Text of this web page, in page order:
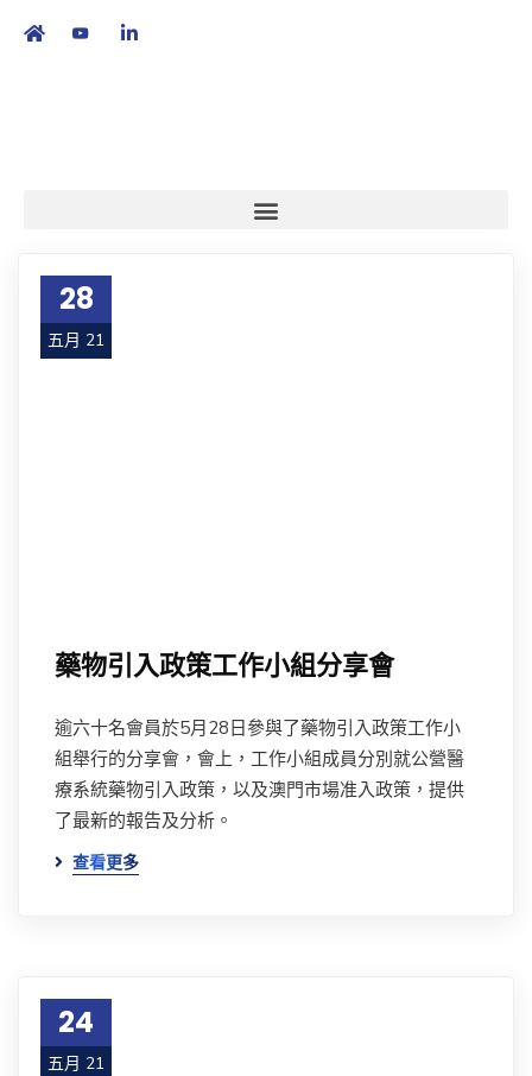
28
五月 21
藥物引入政策工作小組分享會
逾六十名會員於5月28日參與了藥物引入政策工作小
組舉行的分享會，會上，工作小組成員分別就公營醫
療系統藥物引入政策，以及澳門市場准入政策，提供
了最新的報告及分析。
查看更多
24
五月 21